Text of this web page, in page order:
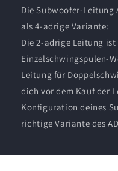
Die Subwoofer-Leitung
als 4-adrige Variante:
Die 2-adrige Leitung
Einzelschwingspulen-
Leitung für
dich vor dem Kauf der
Konfiguration deines
richtige Variante des